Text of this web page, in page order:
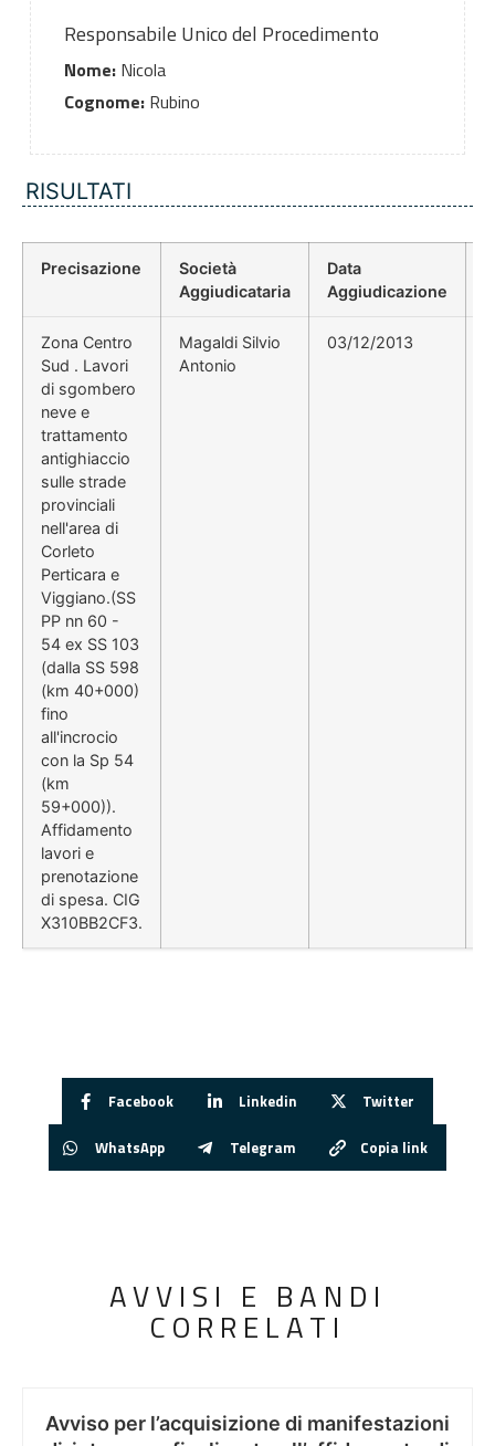
Responsabile Unico del Procedimento
Nome:Nicola
Cognome:Rubino
RISULTATI
Precisazione
Società
Aggiudicataria
Data
Aggiudicazione
Zona Centro
Sud . Lavori
di sgombero
neve e
trattamento
antighiaccio
sulle strade
provinciali
nell'area di
Corleto
Perticara e
Viggiano.(SS
PP nn 60 -
54 ex SS 103
(dalla SS 598
(km 40+000)
fino
all'incrocio
con la Sp 54
(km
59+000)).
Affidamento
lavori e
prenotazione
di spesa. CIG
X310BB2CF3.
Magaldi Silvio
Antonio
03/12/2013
Facebook Linkedin Twitter
WhatsApp Telegram Copia link
AVVISI E BANDI
CORRELATI
Avviso per l’acquisizione di manifestazioni